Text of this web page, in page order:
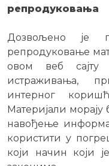
репродуковања
Дозвољено је
репродуковање
овом веб сајту
истраживања,
интерног
Материјали морају
навођење
користити у
који начин који